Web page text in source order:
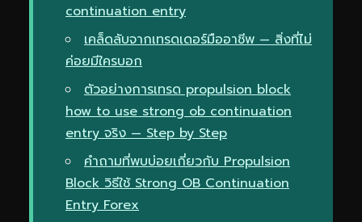
continuation entry
เคล็ดลับจากเทรดเดอร์มืออาชีพ — สิ่งที่ไม่
ค่อยมีใครบอก
ตัวอย่างการเทรด propulsion block
how to use strong ob continuation
entry จริง — Step by Step
คำถามที่พบบ่อยเกี่ยวกับ Propulsion
Block วิธีใช้ Strong OB Continuation
Entry Forex